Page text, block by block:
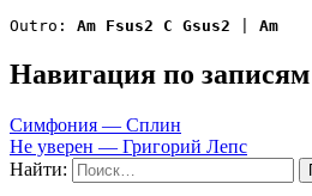
Outro: Am Fsus2 C Gsus2 Am
Навигация по записям
Симфония — Сплин
Не уверен — Григорий Лепс
Найти: